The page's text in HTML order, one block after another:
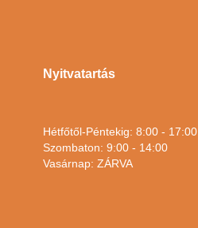
Nyitvatartás
Hétfőtől-Péntekig: 8:00 - 17:00
Szombaton: 9:00 - 14:00
Vasárnap: ZÁRVA